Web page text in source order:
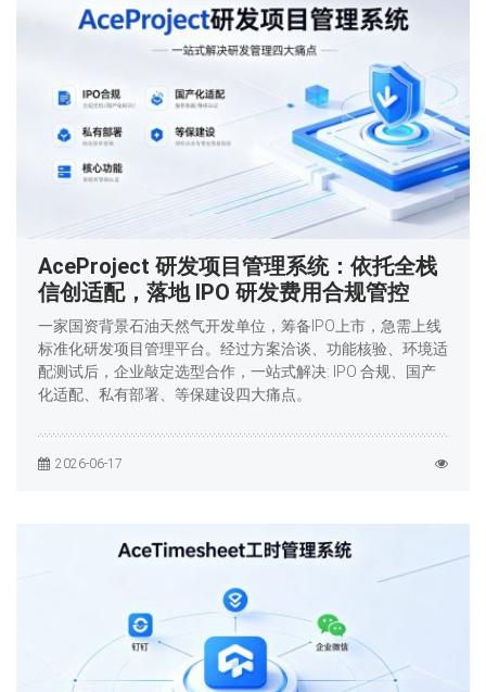
AceProject 研发项目管理系统：依托全栈
信创适配，落地 IPO 研发费用合规管控
一家国资背景石油天然气开发单位，筹备IPO上市，急需上线
标准化研发项目管理平台。经过方案洽谈、功能核验、环境适
配测试后，企业敲定选型合作，一站式解决: IPO 合规、国产
化适配、私有部署、等保建设四大痛点。
2026-06-17